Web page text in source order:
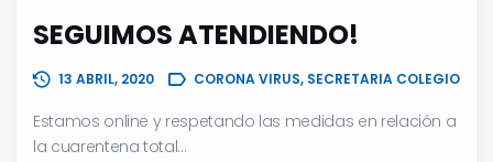
SEGUIMOS ATENDIENDO!
13 ABRIL, 2020 CORONA VIRUS, SECRETARIA COLEGIO
Estamos online y respetando las medidas en relación a
la cuarentena total...